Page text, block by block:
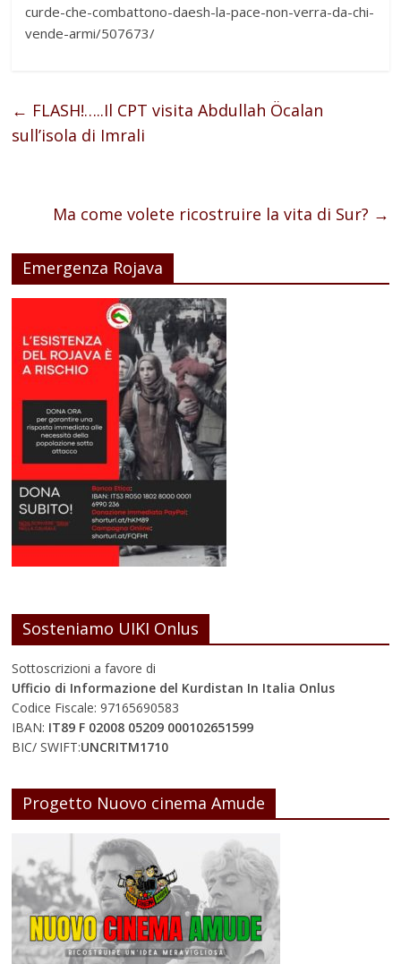
curde-che-combattono-daesh-la-pace-non-verra-da-chi-
vende-armi/507673/
← FLASH!…..Il CPT visita Abdullah Öcalan
sull’isola di Imrali
Ma come volete ricostruire la vita di Sur? →
Emergenza Rojava
Sosteniamo UIKI Onlus
Sottoscrizioni a favore di
Ufficio di Informazione del Kurdistan In Italia Onlus
Codice Fiscale: 97165690583
IBAN: IT89 F 02008 05209 000102651599
BIC/ SWIFT:UNCRITM1710
Progetto Nuovo cinema Amude